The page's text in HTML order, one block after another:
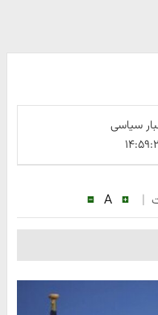
سیاسی
|
A